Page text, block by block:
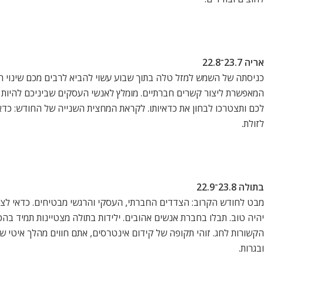
אריה 23.7־22.8
כניסתה של השמש למזל טלה בתוך שבוע עשוי להביא לרבים מכם שינוי
המאפשרת ליצור קשרים חברתיים. מומלץ לאנשי העסקים שביניכם להיות
לכם ותצטרכו לבחון את כדאיותו. לקראת המחצית השנייה של החודש:
לזולת.
בתולה 23.8־22.9
מבט לחודש הקרוב: הצדדים החברתי, העסקי והרגשי מבטיחים. כדאי
יהיה טוב. תבלו בחברת אנשים אהובים. ילידות בתולה מצטיינות תמיד
הקשורות לחג. זוהי תקופה של קידום אינטרסים, אתם חווים מהלך
ובגרות.